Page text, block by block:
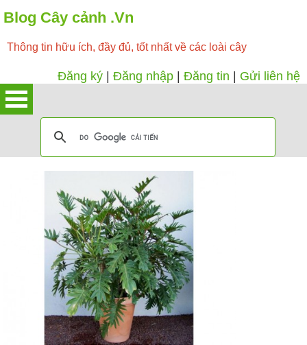
Blog Cây cảnh .Vn
Thông tin hữu ích, đầy đủ, tốt nhất về các loài cây
Đăng ký Đăng nhập Đăng tin Gửi liên hệ